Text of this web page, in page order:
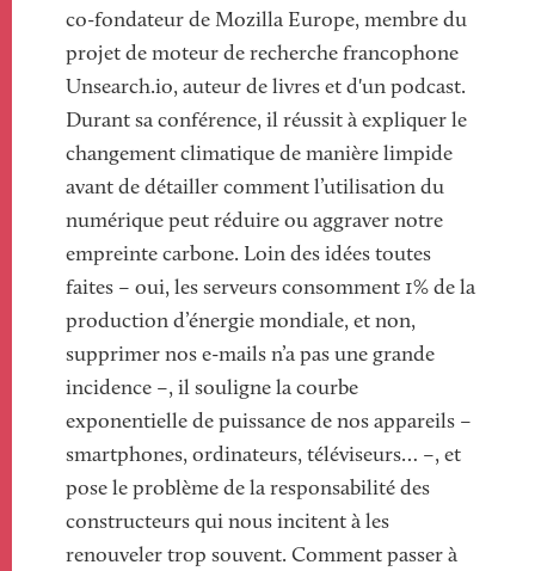
co-fondateur de Mozilla Europe, membre du
projet de moteur de recherche francophone
Unsearch.io, auteur de livres et d'un podcast.
Durant sa conférence, il réussit à expliquer le
changement climatique de manière limpide
avant de détailler comment l’utilisation du
numérique peut réduire ou aggraver notre
empreinte carbone. Loin des idées toutes
faites – oui, les serveurs consomment 1% de la
production d’énergie mondiale, et non,
supprimer nos e-mails n’a pas une grande
incidence –, il souligne la courbe
exponentielle de puissance de nos appareils –
smartphones, ordinateurs, téléviseurs… –, et
pose le problème de la responsabilité des
constructeurs qui nous incitent à les
renouveler trop souvent. Comment passer à